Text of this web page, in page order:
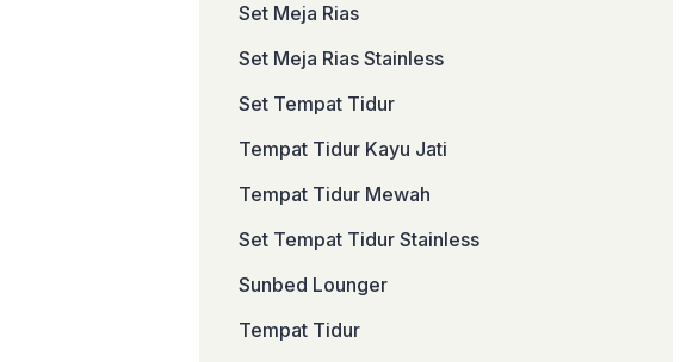
Set Meja Rias
Set Meja Rias Stainless
Set Tempat Tidur
Tempat Tidur Kayu Jati
Tempat Tidur Mewah
Set Tempat Tidur Stainless
Sunbed Lounger
Tempat Tidur